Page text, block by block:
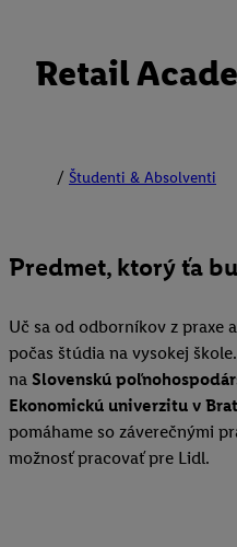
Retail
Študenti & Absolventi
Predmet, ktorý ťa
Uč sa od odborníkov z praxe
počas štúdia na vysokej
na Slovenskú
Ekonomickú univerzitu v
pomáhame so záverečnými
možnosť pracovať pre Lidl.